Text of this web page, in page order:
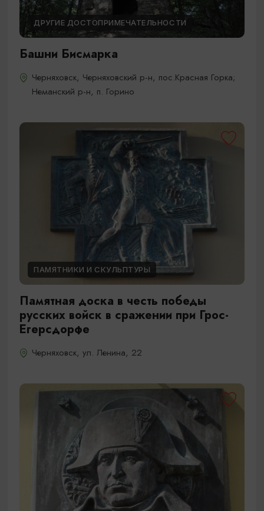
ДРУГИЕ ДОСТОПРИМЕЧАТЕЛЬНОСТИ
Башни Бисмарка
Черняховск, Черняховский р-н, пос.Красная Горка;
Неманский р-н, п. Горино
ПАМЯТНИКИ И СКУЛЬПТУРЫ
Памятная доска в честь победы
русских войск в сражении при Грос-
Егерсдорфе
Черняховск, ул. Ленина, 22